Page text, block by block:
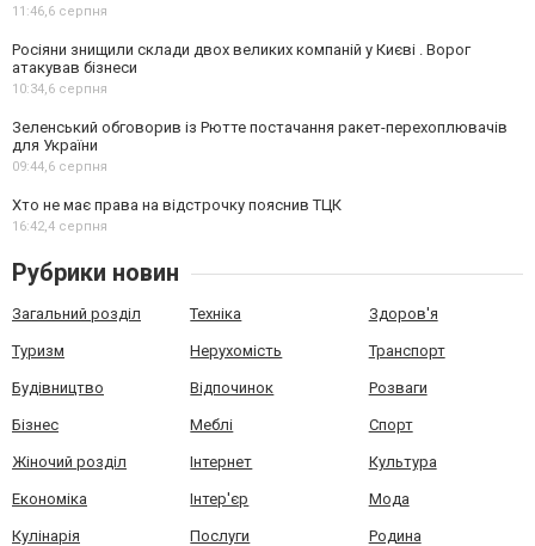
11:46,6 серпня
Росіяни знищили склади двох великих компаній у Києві . Ворог
атакував бізнеси
10:34,6 серпня
Зеленський обговорив із Рютте постачання ракет-перехоплювачів
для України
09:44,6 серпня
Хто не має права на відстрочку пояснив ТЦК
16:42,4 серпня
Рубрики новин
Загальний розділ Техніка Здоров'я
Туризм Нерухомість Транспорт
Будівництво Відпочинок Розваги
Бізнес Меблі Спорт
Жіночий розділ Інтернет Культура
Економіка Інтер'єр Мода
Кулінарія Послуги Родина